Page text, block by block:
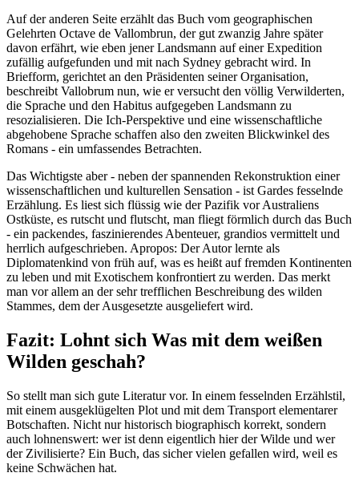
Auf der anderen Seite erzählt das Buch vom geographischen
Gelehrten Octave de Vallombrun, der gut zwanzig Jahre später
davon erfährt, wie eben jener Landsmann auf einer Expedition
zufällig aufgefunden und mit nach Sydney gebracht wird. In
Briefform, gerichtet an den Präsidenten seiner Organisation,
beschreibt Vallobrum nun, wie er versucht den völlig Verwilderten,
die Sprache und den Habitus aufgegeben Landsmann zu
resozialisieren. Die Ich-Perspektive und eine wissenschaftliche
abgehobene Sprache schaffen also den zweiten Blickwinkel des
Romans - ein umfassendes Betrachten.
Das Wichtigste aber - neben der spannenden Rekonstruktion einer
wissenschaftlichen und kulturellen Sensation - ist Gardes fesselnde
Erzählung. Es liest sich flüssig wie der Pazifik vor Australiens
Ostküste, es rutscht und flutscht, man fliegt förmlich durch das Buch
- ein packendes, faszinierendes Abenteuer, grandios vermittelt und
herrlich aufgeschrieben. Apropos: Der Autor lernte als
Diplomatenkind von früh auf, was es heißt auf fremden Kontinenten
zu leben und mit Exotischem konfrontiert zu werden. Das merkt
man vor allem an der sehr trefflichen Beschreibung des wilden
Stammes, dem der Ausgesetzte ausgeliefert wird.
Fazit: Lohnt sich Was mit dem weißen
Wilden geschah?
So stellt man sich gute Literatur vor. In einem fesselnden Erzählstil,
mit einem ausgeklügelten Plot und mit dem Transport elementarer
Botschaften. Nicht nur historisch biographisch korrekt, sondern
auch lohnenswert: wer ist denn eigentlich hier der Wilde und wer
der Zivilisierte? Ein Buch, das sicher vielen gefallen wird, weil es
keine Schwächen hat.